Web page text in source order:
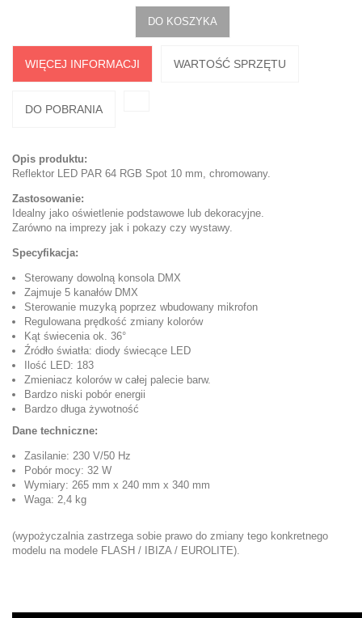
DO KOSZYKA
WIĘCEJ INFORMACJI WARTOŚĆ SPRZĘTU
DO POBRANIA
Opis produktu:
Reflektor LED PAR 64 RGB Spot 10 mm, chromowany.
Zastosowanie:
Idealny jako oświetlenie podstawowe lub dekoracyjne.
Zarówno na imprezy jak i pokazy czy wystawy.
Specyfikacja:
Sterowany dowolną konsola DMX
Zajmuje 5 kanałów DMX
Sterowanie muzyką poprzez wbudowany mikrofon
Regulowana prędkość zmiany kolorów
Kąt świecenia ok. 36°
Źródło światła: diody świecące LED
Ilość LED: 183
Zmieniacz kolorów w całej palecie barw.
Bardzo niski pobór energii
Bardzo długa żywotność
Dane techniczne:
Zasilanie: 230 V/50 Hz
Pobór mocy: 32 W
Wymiary: 265 mm x 240 mm x 340 mm
Waga: 2,4 kg
(wypożyczalnia zastrzega sobie prawo do zmiany tego konkretnego
modelu na modele FLASH / IBIZA / EUROLITE).